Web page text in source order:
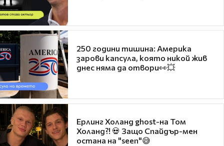
250 години тишина: Америка
зарови капсула, която никой жив
днес няма да отвори👀💥
Ерлинг Холанд ghost-на Том
Холанд?! 💀 Защо Спайдър-мен
остана на "seen"😅